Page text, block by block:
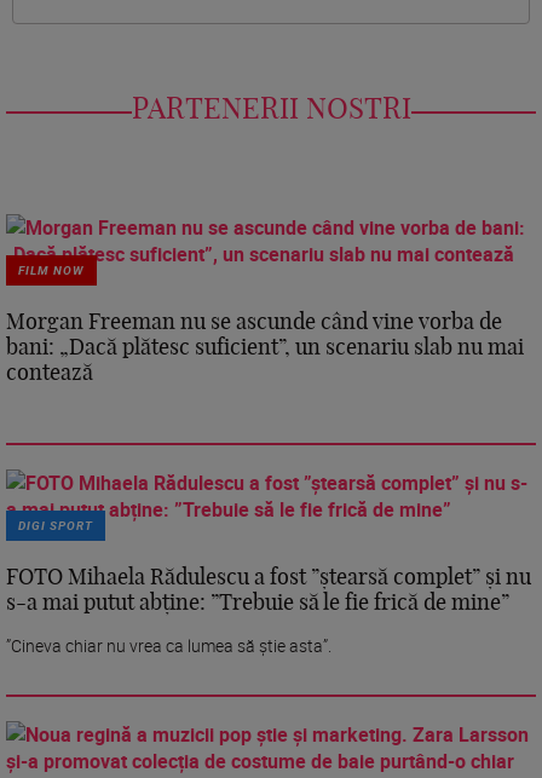
PARTENERII NOSTRI
FILM NOW
Morgan Freeman nu se ascunde când vine vorba de
bani: „Dacă plătesc suficient”, un scenariu slab nu mai
contează
DIGI SPORT
FOTO Mihaela Rădulescu a fost ”ștearsă complet” și nu
s-a mai putut abține: ”Trebuie să le fie frică de mine”
”Cineva chiar nu vrea ca lumea să știe asta”.